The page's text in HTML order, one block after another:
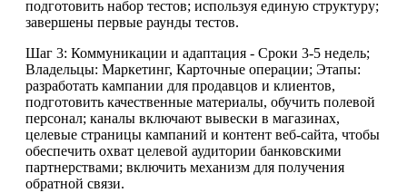
подготовить набор тестов; используя единую структуру;
завершены первые раунды тестов.
Шаг 3: Коммуникации и адаптация - Сроки 3-5 недель;
Владельцы: Маркетинг, Карточные операции; Этапы:
разработать кампании для продавцов и клиентов,
подготовить качественные материалы, обучить полевой
персонал; каналы включают вывески в магазинах,
целевые страницы кампаний и контент веб-сайта, чтобы
обеспечить охват целевой аудитории банковскими
партнерствами; включить механизм для получения
обратной связи.